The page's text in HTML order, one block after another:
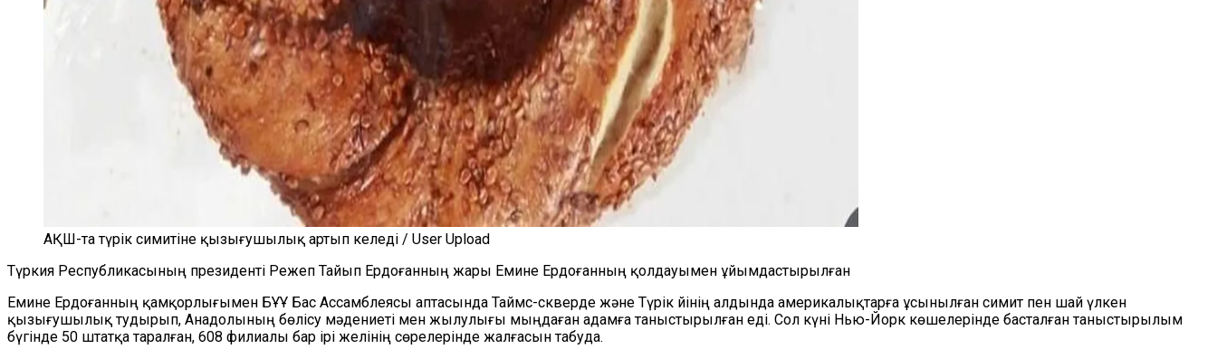
АҚШ-та түрік симитіне қызығушылық артып келеді / User Upload
Түркия Республикасының президенті Режеп Тайып Ердоғанның жары Емине Ердоғанның қолдауымен ұйымдастырылған
Емине Ердоғанның қамқорлығымен БҰҰ Бас Ассамблеясы аптасында Таймс-скверде және Түрік Үйінің алдында америкалықтарға ұсынылған симит пен шай үлкен
қызығушылық тудырып, Анадолының бөлісу мәдениеті мен жылулығы мыңдаған адамға таныстырылған еді. Сол күні Нью-Йорк көшелерінде басталған таныстырылым
бүгінде 50 штатқа таралған, 608 филиалы бар ірі желінің сөрелерінде жалғасын табуда.